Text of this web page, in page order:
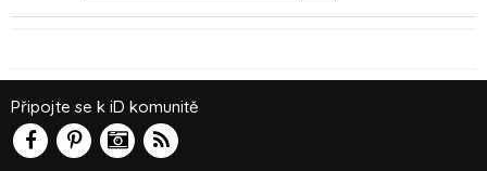
Připojte se k iD komunitě